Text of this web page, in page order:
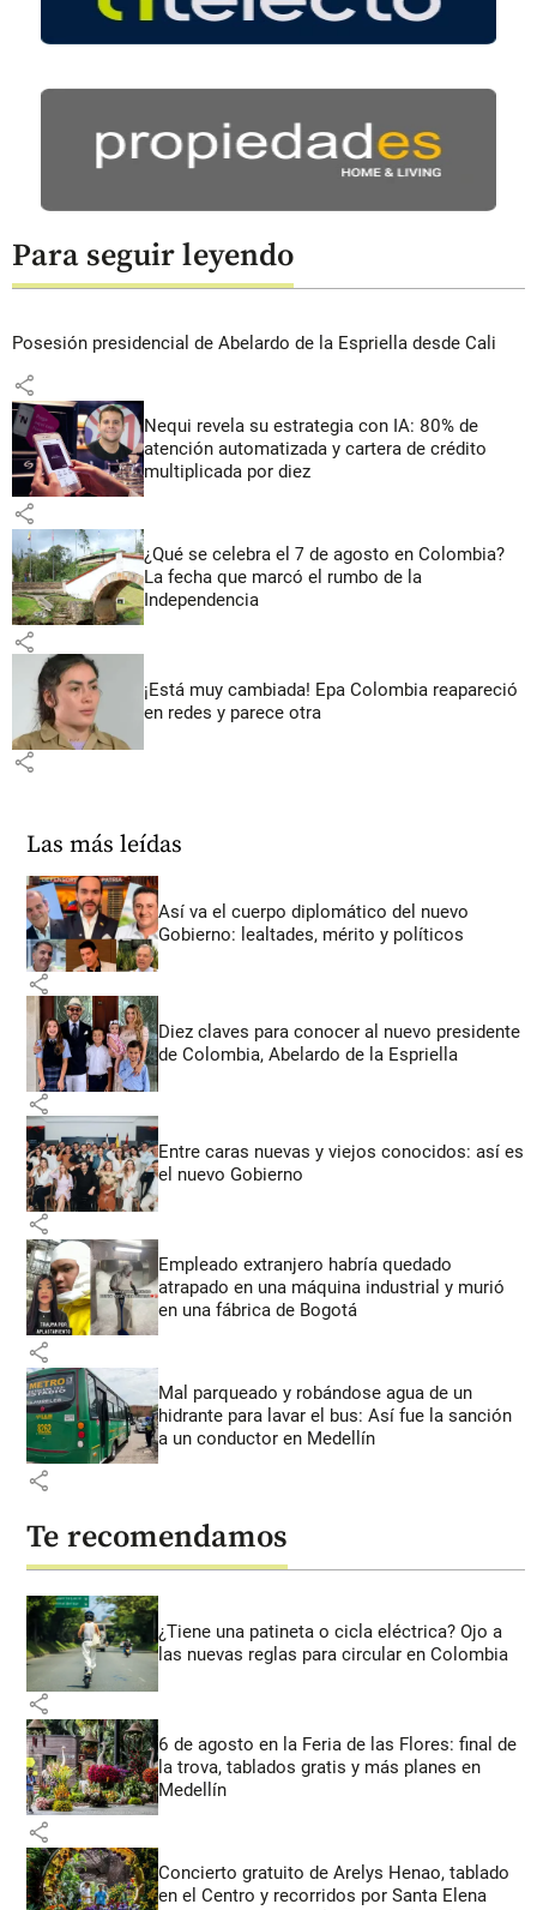
Para seguir leyendo
Posesión presidencial de Abelardo de la Espriella desde Cali
share
Nequi revela su estrategia con IA: 80% de
atención automatizada y cartera de crédito
multiplicada por diez
share
¿Qué se celebra el 7 de agosto en Colombia?
La fecha que marcó el rumbo de la
Independencia
share
¡Está muy cambiada! Epa Colombia reapareció
en redes y parece otra
share
Las más leídas
Así va el cuerpo diplomático del nuevo
Gobierno: lealtades, mérito y políticos
share
Diez claves para conocer al nuevo presidente
de Colombia, Abelardo de la Espriella
share
Entre caras nuevas y viejos conocidos: así es
el nuevo Gobierno
share
Empleado extranjero habría quedado
atrapado en una máquina industrial y murió
en una fábrica de Bogotá
share
Mal parqueado y robándose agua de un
hidrante para lavar el bus: Así fue la sanción
a un conductor en Medellín
share
Te recomendamos
¿Tiene una patineta o cicla eléctrica? Ojo a
las nuevas reglas para circular en Colombia
share
6 de agosto en la Feria de las Flores: final de
la trova, tablados gratis y más planes en
Medellín
share
Concierto gratuito de Arelys Henao, tablado
en el Centro y recorridos por Santa Elena